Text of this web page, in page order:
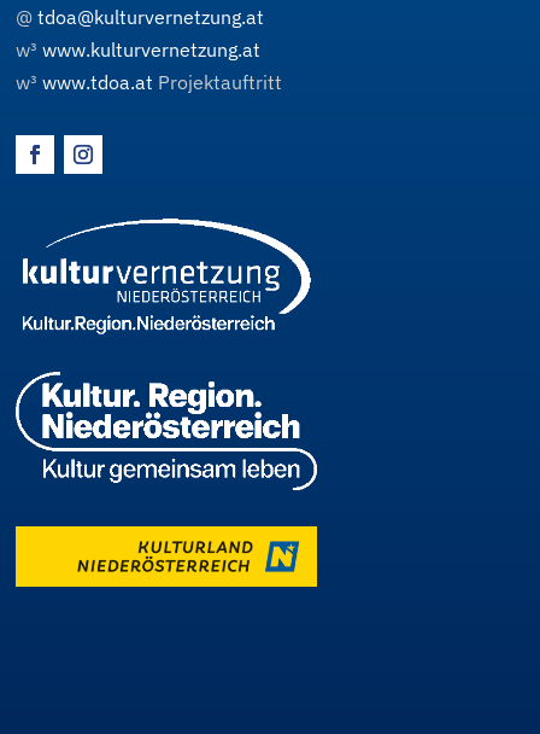
@tdoa@kulturvernetzung.at
w³www.kulturvernetzung.at
w³www.tdoa.at Projektauftritt